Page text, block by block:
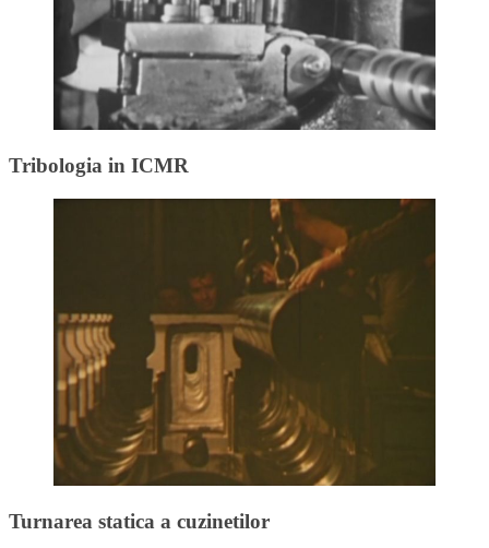
Tribologia in ICMR
Turnarea statica a cuzinetilor